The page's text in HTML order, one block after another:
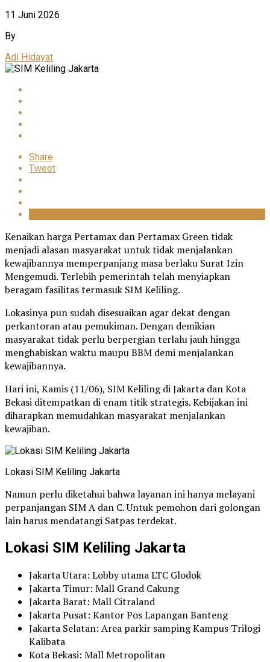
11 Juni 2026
By
Adi Hidayat
Share
Tweet
Kenaikan harga Pertamax dan Pertamax Green tidak
menjadi alasan masyarakat untuk tidak menjalankan
kewajibannya memperpanjang masa berlaku Surat Izin
Mengemudi. Terlebih pemerintah telah menyiapkan
beragam fasilitas termasuk SIM Keliling.
Lokasinya pun sudah disesuaikan agar dekat dengan
perkantoran atau pemukiman. Dengan demikian
masyarakat tidak perlu berpergian terlalu jauh hingga
menghabiskan waktu maupu BBM demi menjalankan
kewajibannya.
Hari ini, Kamis (11/06), SIM Keliling di Jakarta dan Kota
Bekasi ditempatkan di enam titik strategis. Kebijakan ini
diharapkan memudahkan masyarakat menjalankan
kewajiban.
Lokasi SIM Keliling Jakarta
Namun perlu diketahui bahwa layanan ini hanya melayani
perpanjangan SIM A dan C. Untuk pemohon dari golongan
lain harus mendatangi Satpas terdekat.
Lokasi SIM Keliling Jakarta
Jakarta Utara: Lobby utama LTC Glodok
Jakarta Timur: Mall Grand Cakung
Jakarta Barat: Mall Citraland
Jakarta Pusat: Kantor Pos Lapangan Banteng
Jakarta Selatan: Area parkir samping Kampus Trilogi
Kalibata
Kota Bekasi: Mall Metropolitan